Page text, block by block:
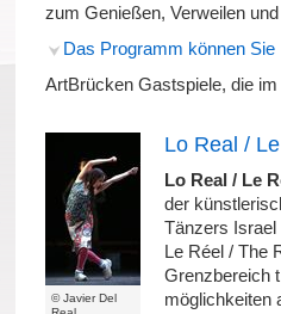
zum Genießen, Verweilen
Das Programm können Sie
ArtBrücken Gastspiele, die
© Javier Del
Lo Real /
Lo Real / Le
der
Tänzers Israel
Le Réel / The
Grenzbereich
möglichkeiten